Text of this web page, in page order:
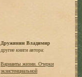
Дружинин Владимир
другие книги автора:
Варианты жизни. Очерки
экзистенциальной